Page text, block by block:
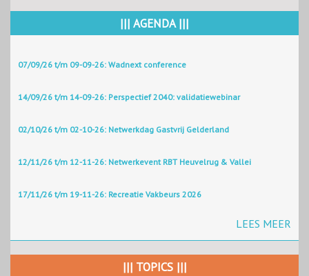
||| AGENDA |||
07/09/26 t/m 09-09-26: Wadnext conference
14/09/26 t/m 14-09-26: Perspectief 2040: validatiewebinar
02/10/26 t/m 02-10-26: Netwerkdag Gastvrij Gelderland
12/11/26 t/m 12-11-26: Netwerkevent RBT Heuvelrug & Vallei
17/11/26 t/m 19-11-26: Recreatie Vakbeurs 2026
LEES MEER
||| TOPICS |||